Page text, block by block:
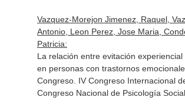
Vazquez-Morejon Jimenez, Raquel,
Antonio, Leon Perez, Jose Maria,
Patricia:
La relación entre evitación
en personas con trastornos
Congreso. IV Congreso Internacional
Congreso Nacional de Psicología